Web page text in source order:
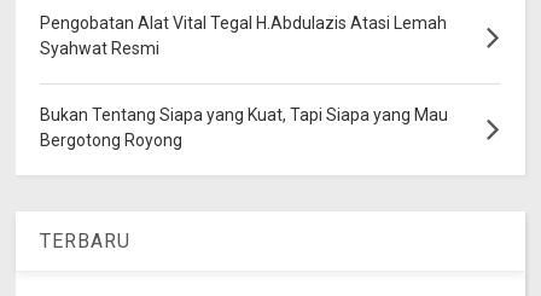
Pengobatan Alat Vital Tegal H.Abdulazis Atasi Lemah
Syahwat Resmi
Bukan Tentang Siapa yang Kuat, Tapi Siapa yang Mau
Bergotong Royong
TERBARU